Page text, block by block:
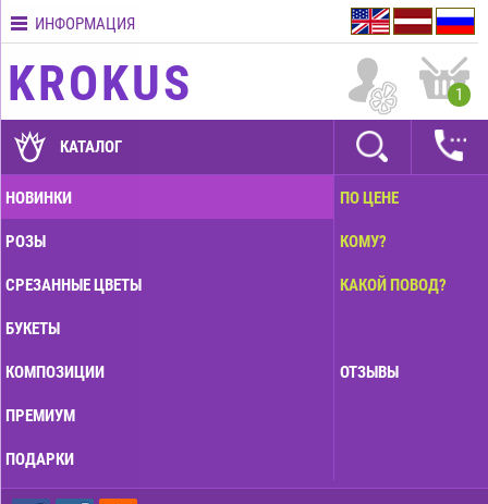
Контакты
Условия
ГАРАНТИИ
Как
оплатить?
Как
заказ?
ИНФОРМАЦИЯ
KROKUS 1
КАТАЛОГ
НОВИНКИ
РОЗЫ
СРЕЗАННЫЕ ЦВЕТЫ
БУКЕТЫ
КОМПОЗИЦИИ
ПРЕМИУМ
ПОДАРКИ
ПО ЦЕНЕ
КОМУ?
КАКОЙ ПОВОД?
ОТЗЫВЫ